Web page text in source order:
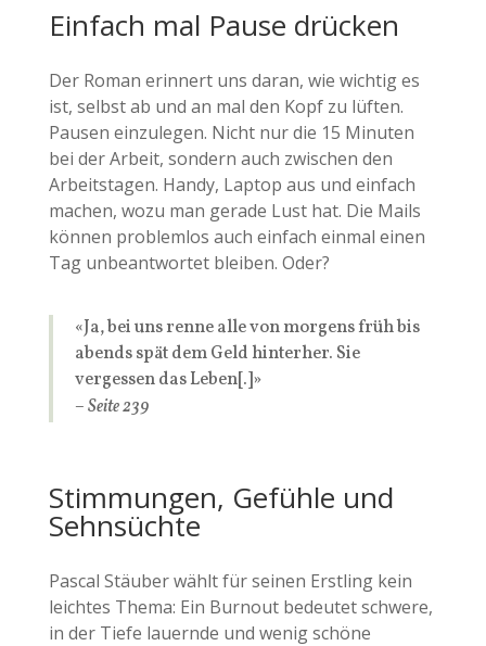
Einfach mal Pause drücken
Der Roman erinnert uns daran, wie wichtig es
ist, selbst ab und an mal den Kopf zu lüften.
Pausen einzulegen. Nicht nur die 15 Minuten
bei der Arbeit, sondern auch zwischen den
Arbeitstagen. Handy, Laptop aus und einfach
machen, wozu man gerade Lust hat. Die Mails
können problemlos auch einfach einmal einen
Tag unbeantwortet bleiben. Oder?
«Ja, bei uns renne alle von morgens früh bis
abends spät dem Geld hinterher. Sie
vergessen das Leben[.]»
– Seite 239
Stimmungen, Gefühle und
Sehnsüchte
Pascal Stäuber wählt für seinen Erstling kein
leichtes Thema: Ein Burnout bedeutet schwere,
in der Tiefe lauernde und wenig schöne